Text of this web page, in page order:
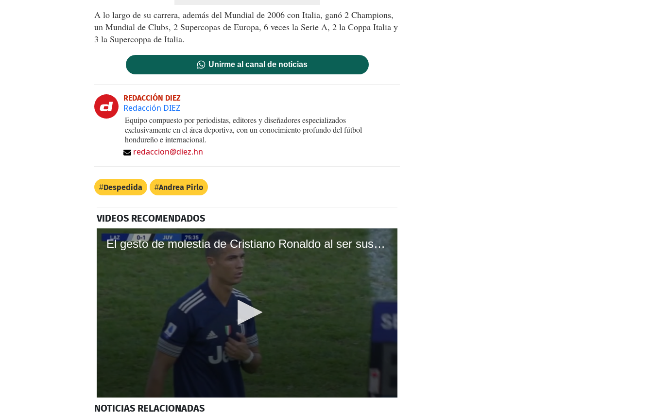
A lo largo de su carrera, además del Mundial de 2006 con Italia, ganó 2 Champions,
un Mundial de Clubs, 2 Supercopas de Europa, 6 veces la Serie A, 2 la Coppa Italia y
3 la Supercoppa de Italia.
Unirme al canal de noticias
REDACCIÓN DIEZ
Redacción DIEZ
Equipo compuesto por periodistas, editores y diseñadores especializados
exclusivamente en el área deportiva, con un conocimiento profundo del fútbol
hondureño e internacional.
redaccion@diez.hn
Despedida Andrea Pirlo
VIDEOS RECOMENDADOS
El gesto de molestia de Cristiano Ronaldo al ser sustituido por Andrea Pirlo con la Juventus
seconds
NOTICIAS RELACIONADAS